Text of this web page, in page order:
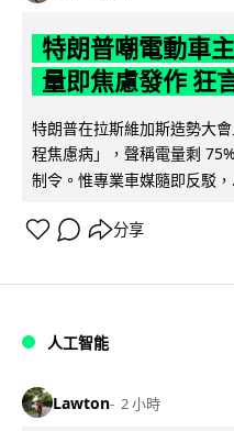
特朗普嘲電動車
量即焦慮發作 狂
特朗普在拉斯維加斯造勢大
程焦慮病」，聲稱電量剩
制令。惟專業車媒隨即反駁
分享
人工智能
Lawton 2 小時